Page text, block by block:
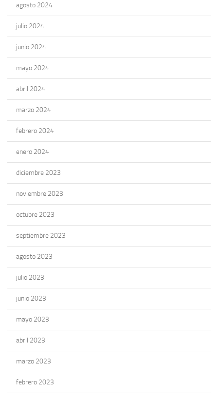
agosto 2024
julio 2024
junio 2024
mayo 2024
abril 2024
marzo 2024
febrero 2024
enero 2024
diciembre 2023
noviembre 2023
octubre 2023
septiembre 2023
agosto 2023
julio 2023
junio 2023
mayo 2023
abril 2023
marzo 2023
febrero 2023